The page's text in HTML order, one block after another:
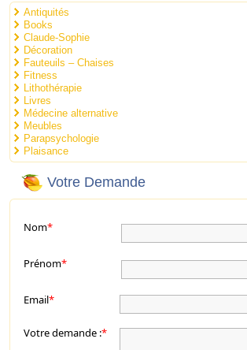
Antiquités
Books
Claude-Sophie
Décoration
Fauteuils – Chaises
Fitness
Lithothérapie
Livres
Médecine alternative
Meubles
Parapsychologie
Plaisance
Votre Demande
Nom*
Prénom*
Email*
Votre demande :*